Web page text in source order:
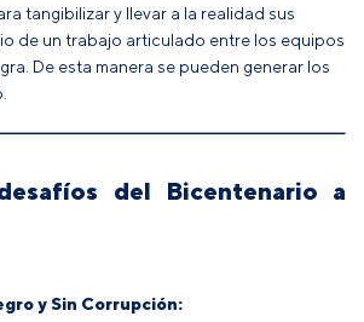
tangibilizar y llevar a la realidad sus
de un trabajo articulado entre los equipos
De esta manera se pueden generar los
del Bicentenario a
y Sin Corrupción: